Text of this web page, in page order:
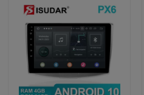
Gevallen
Verzoek om een Citaat
Shopping